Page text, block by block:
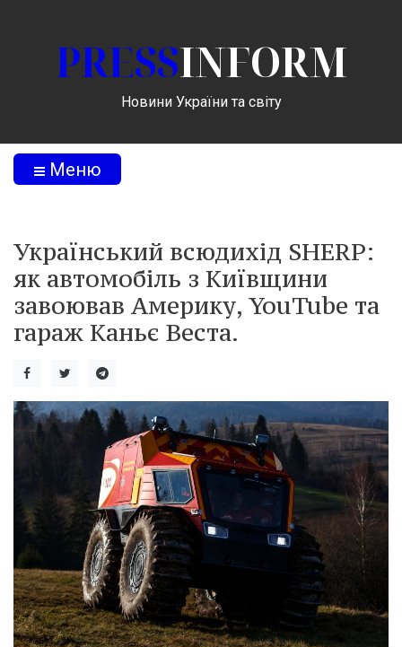
PRESSINFORM
Новини України та світу
Меню
Український всюдихід SHERP:
як автомобіль з Київщини
завоював Америку, YouTube та
гараж Каньє Веста.